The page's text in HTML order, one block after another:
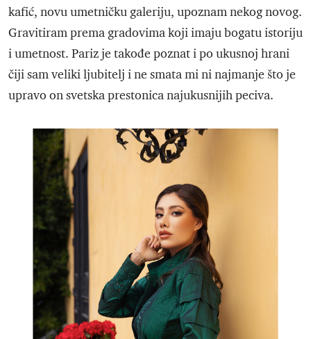
kafić, novu umetničku galeriju, upoznam nekog novog.
Gravitiram prema gradovima koji imaju bogatu istoriju
i umetnost. Pariz je takođe poznat i po ukusnoj hrani
čiji sam veliki ljubitelj i ne smata mi ni najmanje što je
upravo on svetska prestonica najukusnijih peciva.